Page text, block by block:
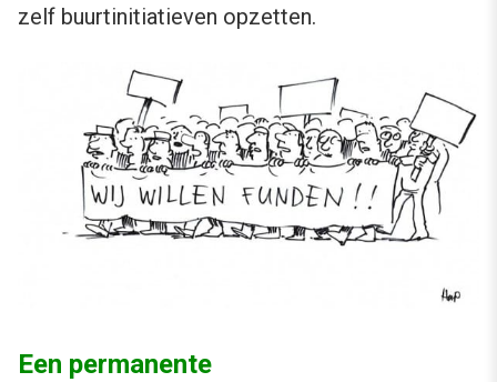
zelf buurtinitiatieven opzetten.
Een permanente